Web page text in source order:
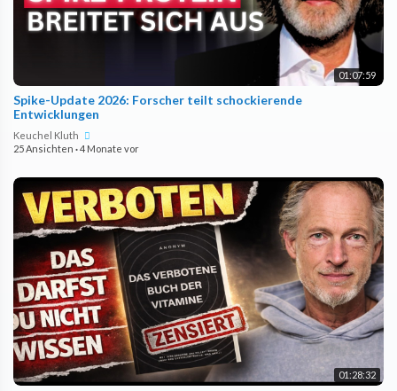
01:07:59
Spike-Update 2026: Forscher teilt schockierende
Entwicklungen
Keuchel Kluth
25 Ansichten ·4 Monate vor
01:28:32